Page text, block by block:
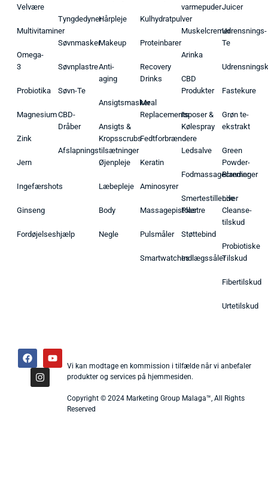
Velvære
Multivitaminer
Omega-
3
Probiotika
Magnesium
Zink
Jern
Ingefærshots
Ginseng
Fordøjelseshjælp
Tyngdedyner
Søvnmasker
Søvnplastre
Søvn-Te
CBD-
Dråber
Afslapningstilsætninger
Hårpleje
Makeup
Anti-
aging
Ansigtsmasker
Ansigts &
Kropsscrubs
Øjenpleje
Læbepleje
Body
Negle
Kulhydratpulver
Proteinbarer
Recovery
Drinks
Meal
Replacements
Fedtforbrændere
Keratin
Aminosyrer
Massagepistoler
Pulsmåler
Smartwatches
varmepuder
Muskelcremer
Arinka
CBD
Produkter
Isposer &
Kølespray
Ledsalve
Fodmassagecremer
Smertestillende
Plastre
Støttebind
Indlægssåler
Juicer
Udrensnings-
Te
Fastekure
Grøn te-
ekstrakt
Green
Powder-
Blandinger
Liver
Cleanse-
tilskud
Probiotiske
Tilskud
Fibertilskud
Urtetilskud
Vi kan modtage en kommission i tilfælde når vi anbefaler
produkter og services på hjemmesiden.
Copyright © 2024 Marketing Group Malaga™, All Rights
Reserved